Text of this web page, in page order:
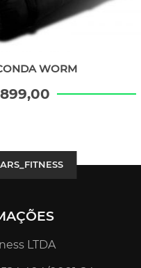
WORM
LTDA